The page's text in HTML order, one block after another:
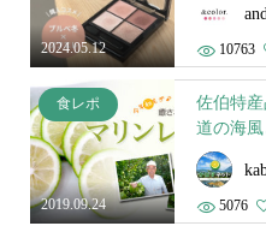
2024.05.12 10763
2019.09.24
食レポ
佐伯特
道の海
5076